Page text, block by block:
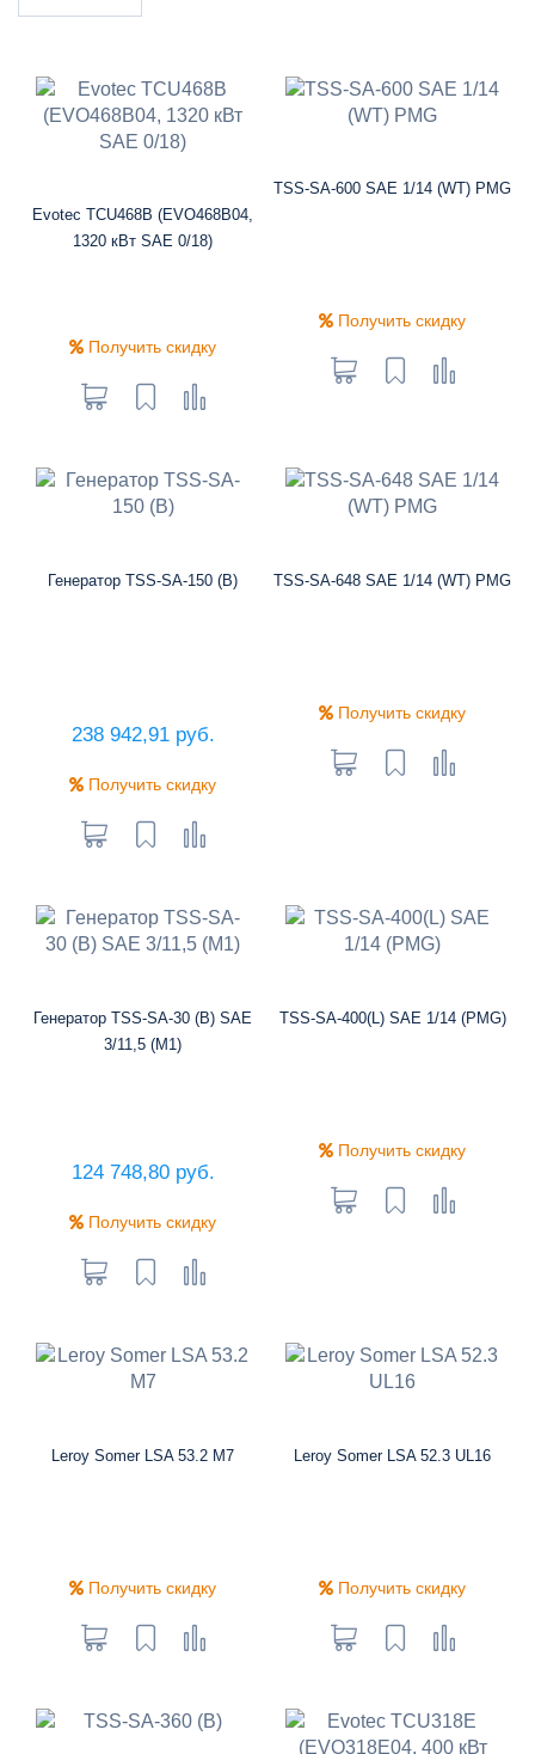
Evotec TCU468B (EVO468B04,
1320 кВт SAE 0/18)
Получить скидку
TSS-SA-600 SAE 1/14 (WT) PMG
Получить скидку
Генератор TSS-SA-150 (B)
238 942,91 руб.
Получить скидку
TSS-SA-648 SAE 1/14 (WT) PMG
Получить скидку
Генератор TSS-SA-30 (B) SAE
3/11,5 (М1)
124 748,80 руб.
Получить скидку
TSS-SA-400(L) SAE 1/14 (PMG)
Получить скидку
Leroy Somer LSA 53.2 M7
Получить скидку
Leroy Somer LSA 52.3 UL16
Получить скидку